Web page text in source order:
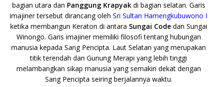
bagian utara dan Panggung Krapyakdi bagian selatan. Garis
imajiner tersebut dirancang oleh Sri Sultan Hamengkubuwono I
ketika membangun Keraton di antara Sungai Codedan Sungai
Winongo. Garis imajiner memiliki filosofi tentang hubungan
manusia kepada Sang Pencipta. Laut Selatan yang merupakan
titik terendah dan Gunung Merapi yang lebih tinggi
melambangkan sikap manusia yang semakin dekat dengan
Sang Pencipta seiring berjalannya waktu.